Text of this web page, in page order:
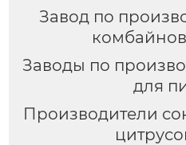
Завод по
Заводы по
для
Производители